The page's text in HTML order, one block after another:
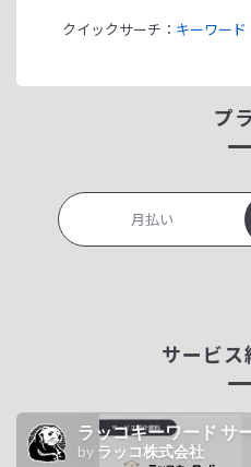
クイックサーチ： キーワー
プ
月払い
サービス